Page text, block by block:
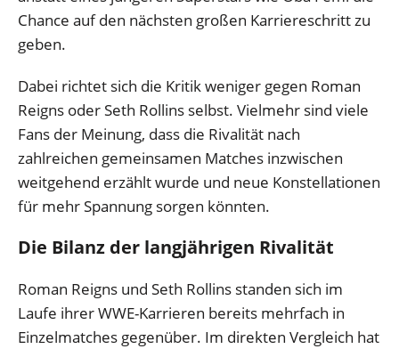
Chance auf den nächsten großen Karriereschritt zu
geben.
Dabei richtet sich die Kritik weniger gegen Roman
Reigns oder Seth Rollins selbst. Vielmehr sind viele
Fans der Meinung, dass die Rivalität nach
zahlreichen gemeinsamen Matches inzwischen
weitgehend erzählt wurde und neue Konstellationen
für mehr Spannung sorgen könnten.
Die Bilanz der langjährigen Rivalität
Roman Reigns und Seth Rollins standen sich im
Laufe ihrer WWE-Karrieren bereits mehrfach in
Einzelmatches gegenüber. Im direkten Vergleich hat